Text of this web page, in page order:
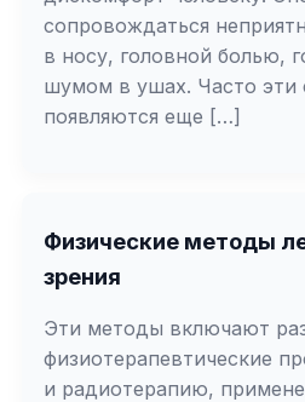
сопровождаться
в носу, головной болью,
шумом в ушах. Часто эти
появляются еще […]
Физические методы
зрения
Эти методы включают
физиотерапевтические
и радиотерапию,